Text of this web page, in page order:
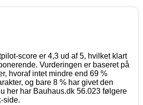
score er 4,3 ud af 5, hvilket klart
Vurderingen er baseret på
hvoraf intet mindre end 69 %
og bare 8 % har givet den
her har Bauhaus.dk 56.023 følgere
side.